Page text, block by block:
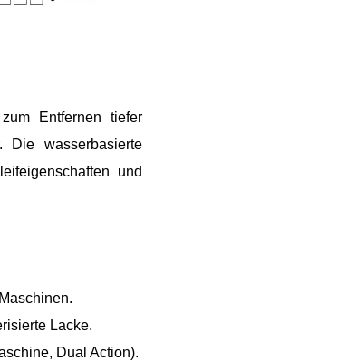
Entfernen tiefer
Die wasserbasierte
und
Lacke.
Dual Action).